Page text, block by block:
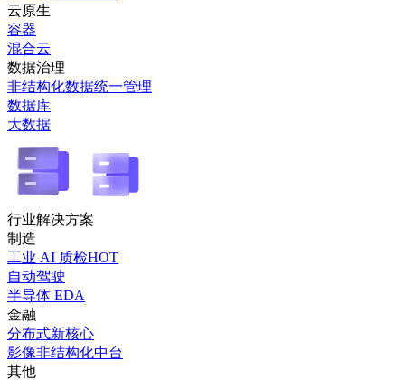
云原生
容器
混合云
数据治理
非结构化数据统一管理
数据库
大数据
行业解决方案
制造
工业 AI 质检HOT
自动驾驶
半导体 EDA
金融
分布式新核心
影像非结构化中台
其他